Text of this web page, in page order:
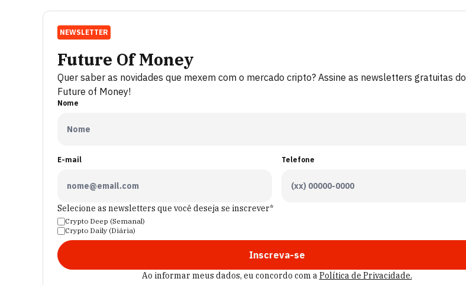
NEWSLETTER
Future Of Money
Quer saber as novidades que mexem com o mercado cripto? Assine as newsletters gratuitas do
Future of Money!
Nome
E-mail Telefone
Selecione as newsletters que você deseja se inscrever*
Crypto Deep (Semanal)
Crypto Daily (Diária)
Inscreva-se
Ao informar meus dados, eu concordo com a Política de Privacidade.